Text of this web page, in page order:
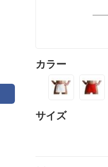
カラー
サイズ